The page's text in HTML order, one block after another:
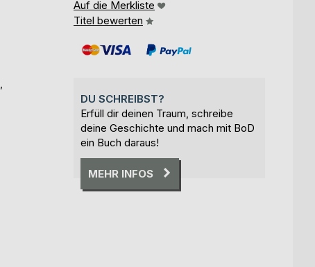
Auf die Merkliste
Titel bewerten
DU SCHREIBST?
Erfüll dir deinen Traum, schreibe
deine Geschichte und mach mit BoD
ein Buch daraus!
MEHR INFOS